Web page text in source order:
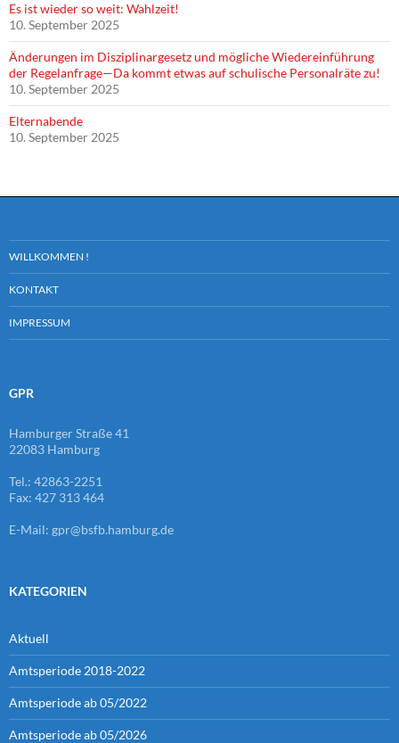
Es ist wieder so weit: Wahlzeit!
10. September 2025
Änderungen im Disziplinargesetz und mögliche Wiedereinführung
der Regelanfrage—Da kommt etwas auf schulische Personalräte zu!
10. September 2025
Elternabende
10. September 2025
WILLKOMMEN !
KONTAKT
IMPRESSUM
GPR
Hamburger Straße 41
22083 Hamburg
Tel.: 42863-2251
Fax: 427 313 464
E-Mail: gpr@bsfb.hamburg.de
KATEGORIEN
Aktuell
Amtsperiode 2018-2022
Amtsperiode ab 05/2022
Amtsperiode ab 05/2026